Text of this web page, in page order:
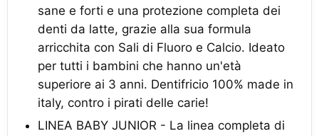
sane e forti e una protezione completa dei
denti da latte, grazie alla sua formula
arricchita con Sali di Fluoro e Calcio. Ideato
per tutti i bambini che hanno un'età
superiore ai 3 anni. Dentifricio 100% made in
italy, contro i pirati delle carie!
LINEA BABY JUNIOR - La linea completa di